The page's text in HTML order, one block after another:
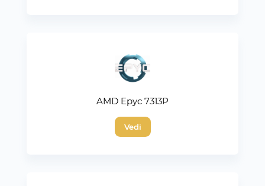
AMD Epyc 7313P
Vedi